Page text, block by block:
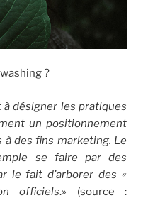
?
désigner les pratiques
un positionnement
des fins marketing. Le
se faire par des
le fait d’arborer des «
officiels.» (source :